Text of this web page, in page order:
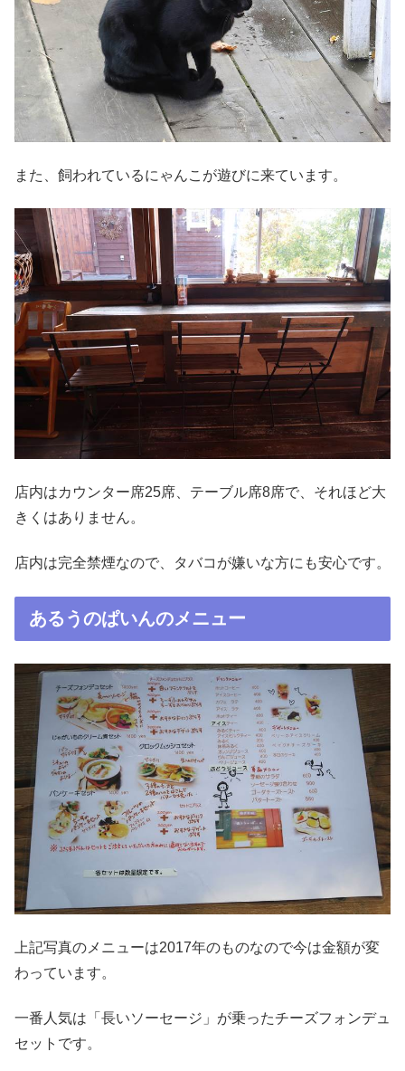
また、飼われているにゃんこが遊びに来ています。
店内はカウンター席25席、テーブル席8席で、それほど大
きくはありません。
店内は完全禁煙なので、タバコが嫌いな方にも安心です。
あるうのぱいんのメニュー
上記写真のメニューは2017年のものなので今は金額が変
わっています。
一番人気は「長いソーセージ」が乗ったチーズフォンデュ
セットです。